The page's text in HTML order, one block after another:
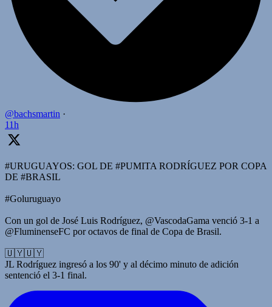
@bachsmartin ·
11h
#URUGUAYOS: GOL DE #PUMITA RODRÍGUEZ POR COPA
DE #BRASIL
#Goluruguayo
Con un gol de José Luis Rodríguez, @VascodaGama venció 3-1 a
@FluminenseFC por octavos de final de Copa de Brasil.
🇺🇾🇺🇾
JL Rodríguez ingresó a los 90' y al décimo minuto de adición
sentenció el 3-1 final.